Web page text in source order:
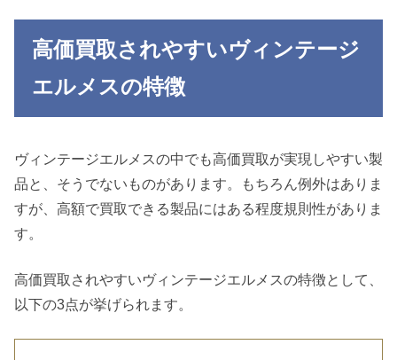
高価買取されやすいヴィンテージ
エルメスの特徴
ヴィンテージエルメスの中でも高価買取が実現しやすい製
品と、そうでないものがあります。もちろん例外はありま
すが、高額で買取できる製品にはある程度規則性がありま
す。
高価買取されやすいヴィンテージエルメスの特徴として、
以下の3点が挙げられます。